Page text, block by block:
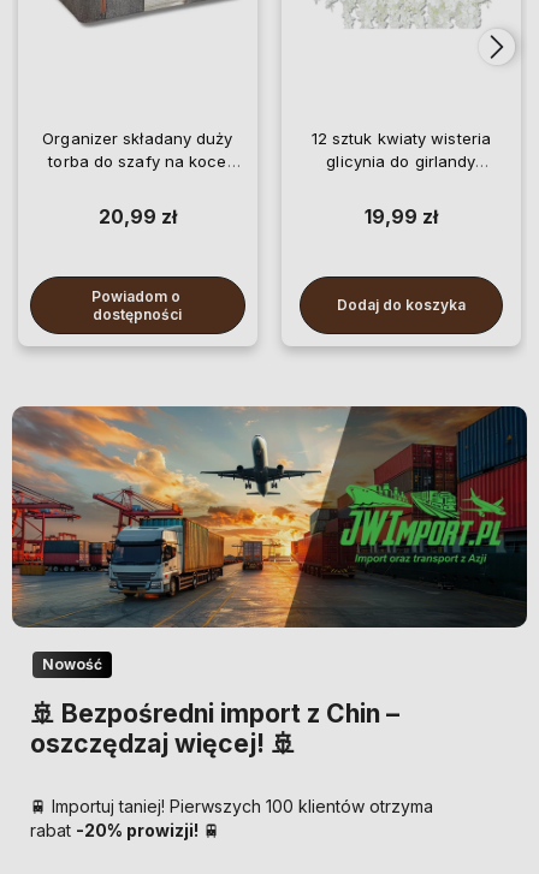
Organizer składany duży
torba do szafy na koce
20,99 zł
Powiadom o
dostępności
12 sztuk kwiaty wisteria
glicynia do girlandy
19,99 zł
Dodaj do koszyka
Nowość
🚢 Bezpośredni import z Chin –
oszczędzaj więcej! 🚢
🚆 Importuj taniej! Pierwszych 100 klientów otrzyma
rabat -20% prowizji! 🚆